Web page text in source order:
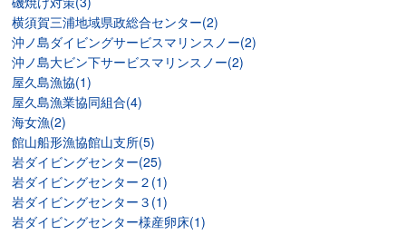
横須賀三浦地域県政総合センター(2)
沖ノ島ダイビングサービスマリンスノー(2)
沖ノ島大ビン下サービスマリンスノー(2)
屋久島漁協(1)
屋久島漁業協同組合(4)
海女漁(2)
館山船形漁協館山支所(5)
岩ダイビングセンター(25)
岩ダイビングセンター２(1)
岩ダイビングセンター３(1)
岩ダイビングセンター様産卵床(1)